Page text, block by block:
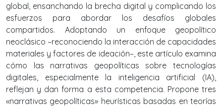
global, ensanchando la brecha digital y complicando los
esfuerzos para abordar los desafíos globales
compartidos. Adoptando un enfoque geopolítico
neoclásico –reconociendo la interacción de capacidades
materiales y factores de ideación–, este artículo examina
cómo las narrativas geopolíticas sobre tecnologías
digitales, especialmente la inteligencia artificial (IA),
reflejan y dan forma a esta competencia. Propone tres
«narrativas geopolíticas» heurísticas basadas en teorías